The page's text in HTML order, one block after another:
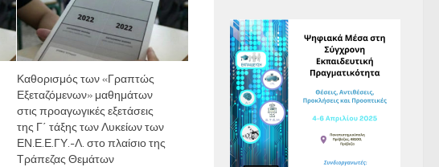
Καθορισμός των «Γραπτώς
Εξεταζόμενων» μαθημάτων
στις προαγωγικές εξετάσεις
της Γ΄ τάξης των Λυκείων των
ΕΝ.Ε.Ε.ΓΥ.-Λ. στο πλαίσιο της
Τράπεζας Θεμάτων